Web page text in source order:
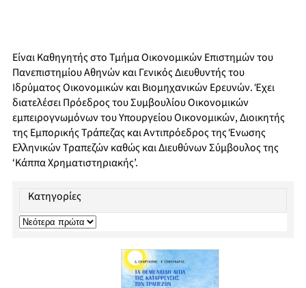
Είναι Καθηγητής στο Τμήμα Οικονομικών Επιστημών του
Πανεπιστημίου Αθηνών και Γενικός Διευθυντής του
Ιδρύματος Οικονομικών και Βιομηχανικών Ερευνών. Έχει
διατελέσει Πρόεδρος του Συμβουλίου Οικονομικών
εμπειρογνωμόνων του Υπουργείου Οικονομικών, Διοικητής
της Εμπορικής Τράπεζας και Αντιπρόεδρος της Ένωσης
Ελληνικών Τραπεζών καθώς και Διευθύνων Σύμβουλος της
‘Κάππα Χρηματιστηριακής’.
Κατηγορίες